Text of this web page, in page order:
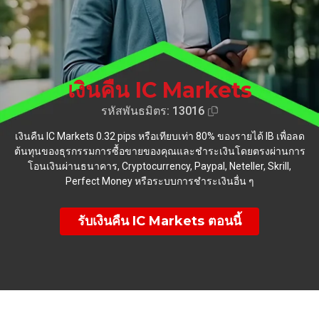
เงินคืน IC Markets
รหัสพันธมิตร: 13016
เงินคืน IC Markets 0.32 pips หรือเทียบเท่า 80% ของรายได้ IB เพื่อลด
ต้นทุนของธุรกรรมการซื้อขายของคุณและชำระเงินโดยตรงผ่านการ
โอนเงินผ่านธนาคาร, Cryptocurrency, Paypal, Neteller, Skrill,
Perfect Money หรือระบบการชำระเงินอื่น ๆ
รับเงินคืน IC Markets ตอนนี้